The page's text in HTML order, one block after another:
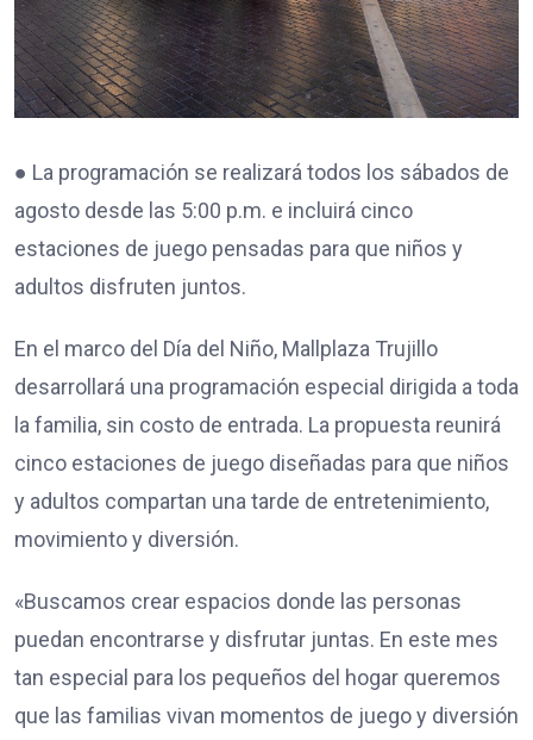
● La programación se realizará todos los sábados de
agosto desde las 5:00 p.m. e incluirá cinco
estaciones de juego pensadas para que niños y
adultos disfruten juntos.
En el marco del Día del Niño, Mallplaza Trujillo
desarrollará una programación especial dirigida a toda
la familia, sin costo de entrada. La propuesta reunirá
cinco estaciones de juego diseñadas para que niños
y adultos compartan una tarde de entretenimiento,
movimiento y diversión.
«Buscamos crear espacios donde las personas
puedan encontrarse y disfrutar juntas. En este mes
tan especial para los pequeños del hogar queremos
que las familias vivan momentos de juego y diversión